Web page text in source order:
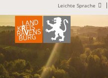
Leichte Sprache